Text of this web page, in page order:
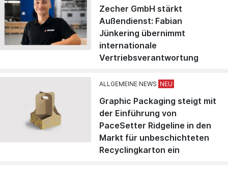
Zecher GmbH stärkt
Außendienst: Fabian
Jünkering übernimmt
internationale
Vertriebsverantwortung
ALLGEMEINE NEWS
Graphic Packaging steigt mit
der Einführung von
PaceSetter Ridgeline in den
Markt für unbeschichteten
Recyclingkarton ein